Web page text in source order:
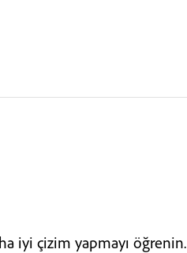
iyi çizim yapmayı öğrenin.